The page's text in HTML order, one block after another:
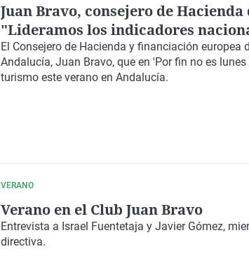
Juan Bravo, consejero de
"Lideramos los indicadores
autónomos, en creación de empleo
empresas"
El Consejero de Hacienda y financiación europea
Andalucía, Juan Bravo, que en 'Por fin no es
turismo este verano en Andalucía.
VERANO
Verano en el Club Juan Bravo
Entrevista a Israel Fuentetaja y Javier Gómez,
directiva.